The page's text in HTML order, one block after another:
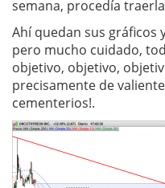
semana, procedía
Ahí quedan sus gráficos
pero mucho cuidado,
objetivo, objetivo,
precisamente de
cementerios!.